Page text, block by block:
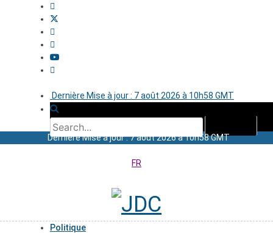
Dernière Mise à jour : 7 août 2026 à 10h58 GMT
Dernière Mise à jour : 7 août 2026 à 10h58 GMT
FR
Politique